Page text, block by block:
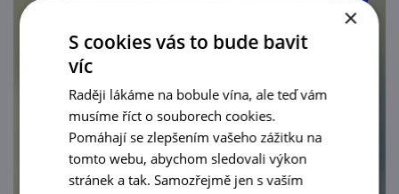
×
S cookies vás to bude bavit
víc
Raději lákáme na bobule vína, ale teď vám
musíme říct o souborech cookies.
Pomáhají se zlepšením vašeho zážitku na
tomto webu, abychom sledovali výkon
stránek a tak. Samozřejmě jen s vaším